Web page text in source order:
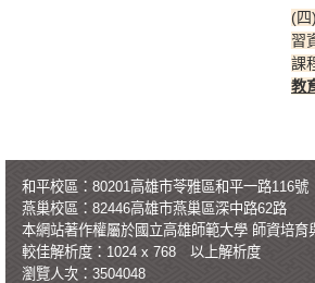
(
習
課
教
和平校區：80201高雄市苓雅區和平一路116號
燕巢校區：82446高雄市燕巢區深中路62路
本網站著作權屬於國立高雄師範大學 師資培育
較佳解析度：1024 x 768 以上解析度
瀏覽人次：3504048